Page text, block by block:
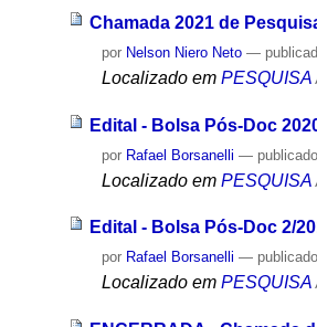
Chamada 2021 de
por Nelson Niero Neto —
Localizado em PESQUISA
Edital - Bolsa Pós-Doc
por Rafael Borsanelli — publicado
Localizado em PESQUISA
Edital - Bolsa Pós-Doc 2/
por Rafael Borsanelli — publicado
Localizado em PESQUISA